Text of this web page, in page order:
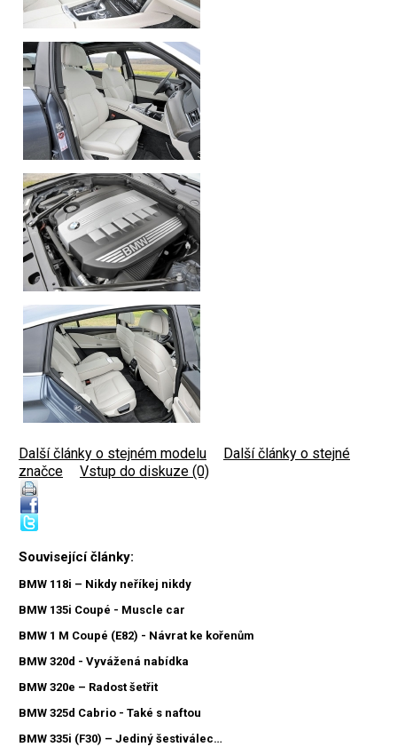
Další články o stejném modelu
Další články o stejné
značce
Vstup do diskuze (0)
Související články:
BMW 118i – Nikdy neříkej nikdy
BMW 135i Coupé - Muscle car
BMW 1 M Coupé (E82) - Návrat ke kořenům
BMW 320d - Vyvážená nabídka
BMW 320e – Radost šetřit
BMW 325d Cabrio - Také s naftou
BMW 335i (F30) – Jediný šestiválec…